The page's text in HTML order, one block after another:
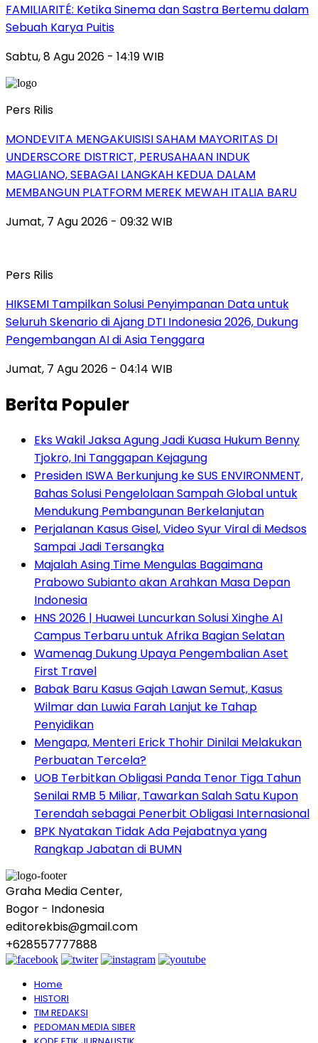
FAMILIARITÉ: Ketika Sinema dan Sastra Bertemu dalam
Sebuah Karya Puitis
Sabtu, 8 Agu 2026 - 14:19 WIB
Pers Rilis
MONDEVITA MENGAKUISISI SAHAM MAYORITAS DI
UNDERSCORE DISTRICT, PERUSAHAAN INDUK
MAGLIANO, SEBAGAI LANGKAH KEDUA DALAM
MEMBANGUN PLATFORM MEREK MEWAH ITALIA BARU
Jumat, 7 Agu 2026 - 09:32 WIB
Pers Rilis
HIKSEMI Tampilkan Solusi Penyimpanan Data untuk
Seluruh Skenario di Ajang DTI Indonesia 2026, Dukung
Pengembangan AI di Asia Tenggara
Jumat, 7 Agu 2026 - 04:14 WIB
Berita Populer
Eks Wakil Jaksa Agung Jadi Kuasa Hukum Benny
Tjokro, Ini Tanggapan Kejagung
Presiden ISWA Berkunjung ke SUS ENVIRONMENT,
Bahas Solusi Pengelolaan Sampah Global untuk
Mendukung Pembangunan Berkelanjutan
Perjalanan Kasus Gisel, Video Syur Viral di Medsos
Sampai Jadi Tersangka
Majalah Asing Time Mengulas Bagaimana
Prabowo Subianto akan Arahkan Masa Depan
Indonesia
HNS 2026 | Huawei Luncurkan Solusi Xinghe AI
Campus Terbaru untuk Afrika Bagian Selatan
Wamenag Dukung Upaya Pengembalian Aset
First Travel
Babak Baru Kasus Gajah Lawan Semut, Kasus
Wilmar dan Luwia Farah Lanjut ke Tahap
Penyidikan
Mengapa, Menteri Erick Thohir Dinilai Melakukan
Perbuatan Tercela?
UOB Terbitkan Obligasi Panda Tenor Tiga Tahun
Senilai RMB 5 Miliar, Tawarkan Salah Satu Kupon
Terendah sebagai Penerbit Obligasi Internasional
BPK Nyatakan Tidak Ada Pejabatnya yang
Rangkap Jabatan di BUMN
Graha Media Center,
Bogor - Indonesia
editorekbis@gmail.com
+628557777888
Home
HISTORI
TIM REDAKSI
PEDOMAN MEDIA SIBER